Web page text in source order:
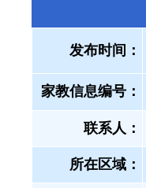
发布时间：
家教信息编号：
联系人：
所在区域：